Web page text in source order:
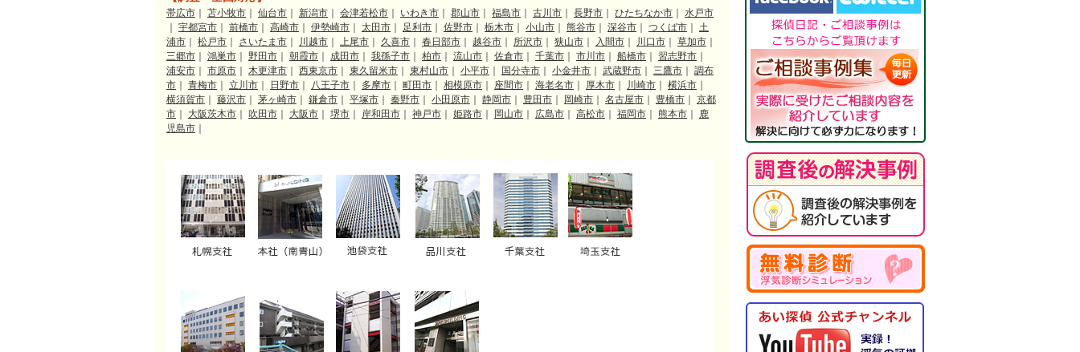
帯広市 苫小牧市 仙台市 新潟市 会津若松市 いわき市 郡山市 福島市 古川市 長野市 ひたちなか市
水戸市
宇都宮市 前橋市 高崎市 伊勢崎市 太田市 足利市 佐野市 栃木市 小山市 熊谷市 深谷市 つくば市
土
浦市
松戸市 さいたま市 川越市 上尾市 久喜市 春日部市 越谷市 所沢市 狭山市 入間市 川口市 草加市
三郷市
鴻巣市 野田市 朝霞市 成田市 我孫子市 柏市 流山市 佐倉市 千葉市 市川市 船橋市 習志野市
浦安市
市原市 木更津市 西東京市 東久留米市 東村山市 小平市 国分寺市 小金井市 武蔵野市 三鷹市
調布
市
青梅市 立川市 日野市 八王子市 多摩市 町田市 相模原市 座間市 海老名市 厚木市 川崎市 横浜市
横須賀市
藤沢市 茅ヶ崎市 鎌倉市 平塚市 秦野市 小田原市 静岡市 豊田市 岡崎市 名古屋市 豊橋市
京都
市
大阪茨木市 吹田市 大阪市 堺市 岸和田市 神戸市 姫路市 岡山市 広島市 高松市 福岡市 熊本市
鹿
児島市